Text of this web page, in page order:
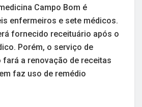
Campo Bom é
enfermeiros e sete médicos.
fornecido receituário após o
Porém, o serviço de
fará a renovação de receitas
faz uso de remédio